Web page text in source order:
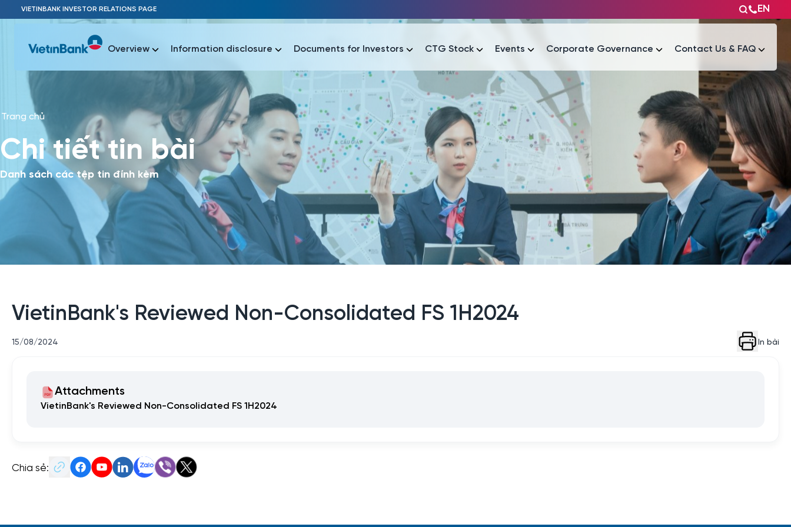
Skip to Main Content
VIETINBANK INVESTOR RELATIONS PAGE EN
Most Popular
Báo cáo tài chính Thông tin giao dịch Công bố thông tin Sự kiện
Overview Information disclosure Documents for Investors CTG Stock Events Corporate Governance Contact Us & FAQ
Most Popular
Báo cáo tài chính Thông tin giao dịch Công bố thông tin Sự kiện Tài liệu
Trang chủ
Chi tiết tin bài
Danh sách các tệp tin đính kèm
VietinBank's Reviewed Non-Consolidated FS 1H2024
15/08/2024 In bài
Attachments
VietinBank's Reviewed Non-Consolidated FS 1H2024
Chia sẻ: